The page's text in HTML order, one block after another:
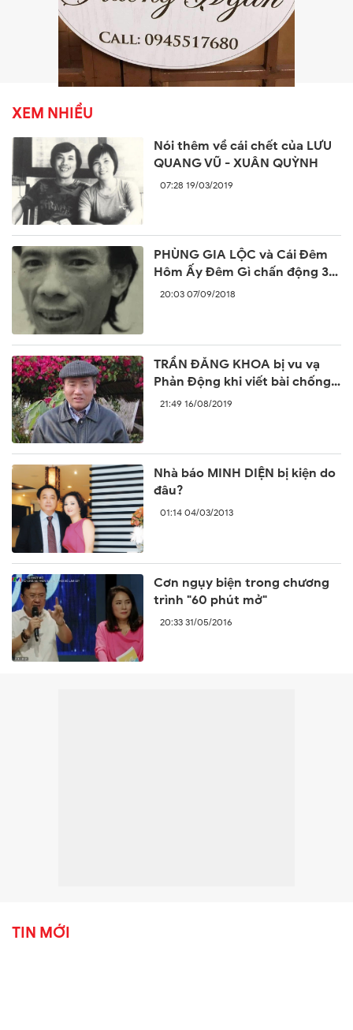
XEM NHIỀU
Nói thêm về cái chết của LƯU
QUANG VŨ - XUÂN QUỲNH
07:28 19/03/2019
PHÙNG GIA LỘC và Cái Đêm
Hôm Ấy Đêm Gì chấn động 30
năm trước
20:03 07/09/2018
TRẦN ĐĂNG KHOA bị vu vạ
Phản Động khi viết bài chống
lại sự ngang ngược của Trung
21:49 16/08/2019
Nhà báo MINH DIỆN bị kiện do
đâu?
01:14 04/03/2013
Cơn ngụy biện trong chương
trình "60 phút mở"
20:33 31/05/2016
TIN MỚI